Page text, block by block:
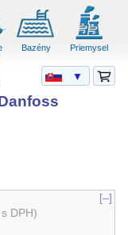
Bazény Priemysel
[–]
DPH)
▼